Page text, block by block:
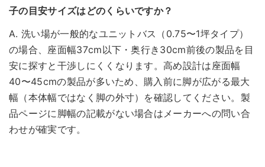
子の目安サイズはどのくらいですか？
A. 洗い場が一般的なユニットバス（0.75〜1坪タイプ）
の場合、座面幅37cm以下・奥行き30cm前後の製品を目
安に探すと干渉しにくくなります。高め設計は座面幅
40〜45cmの製品が多いため、購入前に脚が広がる最大
幅（本体幅ではなく脚の外寸）を確認してください。製
品ページに脚幅の記載がない場合はメーカーへの問い合
わせが確実です。